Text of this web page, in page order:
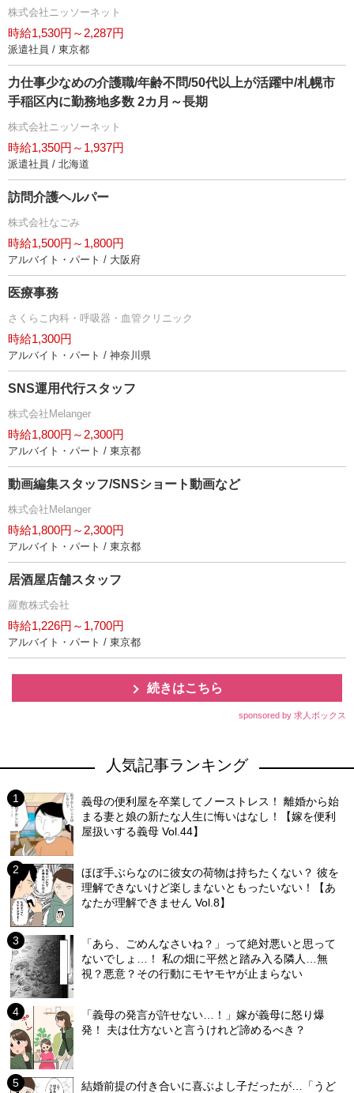
株式会社ニッソーネット
時給1,530円～2,287円
派遣社員 / 東京都
力仕事少なめの介護職/年齢不問/50代以上が活躍中/札幌市
手稲区内に勤務地多数 2カ月～長期
株式会社ニッソーネット
時給1,350円～1,937円
派遣社員 / 北海道
訪問介護ヘルパー
株式会社なごみ
時給1,500円～1,800円
アルバイト・パート / 大阪府
医療事務
さくらこ内科・呼吸器・血管クリニック
時給1,300円
アルバイト・パート / 神奈川県
SNS運用代行スタッフ
株式会社Melanger
時給1,800円～2,300円
アルバイト・パート / 東京都
動画編集スタッフ/SNSショート動画など
株式会社Melanger
時給1,800円～2,300円
アルバイト・パート / 東京都
居酒屋店舗スタッフ
羅敷株式会社
時給1,226円～1,700円
アルバイト・パート / 東京都
続きはこちら
sponsored by 求人ボックス
人気記事ランキング
義母の便利屋を卒業してノーストレス！ 離婚から始
まる妻と娘の新たな人生に悔いはなし！【嫁を便利
屋扱いする義母 Vol.44】
ほぼ手ぶらなのに彼女の荷物は持ちたくない？ 彼を
理解できないけど楽しまないともったいない！【あ
なたが理解できません Vol.8】
「あら、ごめんなさいね？」って絶対悪いと思って
ないでしょ…！ 私の畑に平然と踏み入る隣人…無
視？悪意？その行動にモヤモヤが止まらない
「義母の発言が許せない…！」嫁が義母に怒り爆
発！ 夫は仕方ないと言うけれど諦めるべき？
結婚前提の付き合いに喜ぶよし子だったが…「うど